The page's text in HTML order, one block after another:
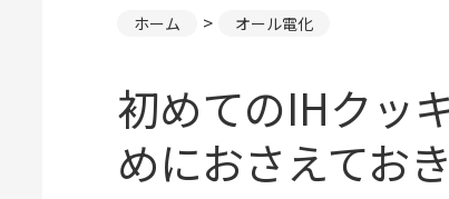
ホーム オール電化
初めてのIHクッ
めにおさえてお